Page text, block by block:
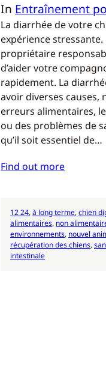
In Entraînement
La diarrhée de votre
expérience
propriétaire
d’aider votre
rapidement. La
avoir diverses causes,
erreurs alimentaires,
ou des problèmes de
qu’il soit essentiel de…
Find out more
12 24, à long terme, chien
alimentaires, non
environnements, nouvel
récupération des chiens,
intestinale